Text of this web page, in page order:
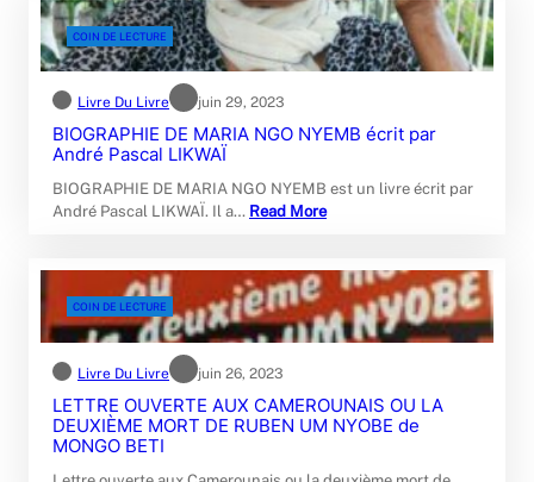
COIN DE LECTURE
Livre Du Livre juin 29, 2023
BIOGRAPHIE DE MARIA NGO NYEMB écrit par
André Pascal LIKWAÏ
BIOGRAPHIE DE MARIA NGO NYEMB est un livre écrit par
André Pascal LIKWAÏ. Il a… Read More
COIN DE LECTURE
Livre Du Livre juin 26, 2023
LETTRE OUVERTE AUX CAMEROUNAIS OU LA
DEUXIÈME MORT DE RUBEN UM NYOBE de
MONGO BETI